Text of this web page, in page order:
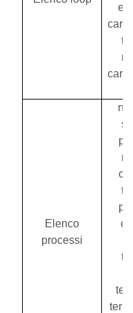
Elenco
processi